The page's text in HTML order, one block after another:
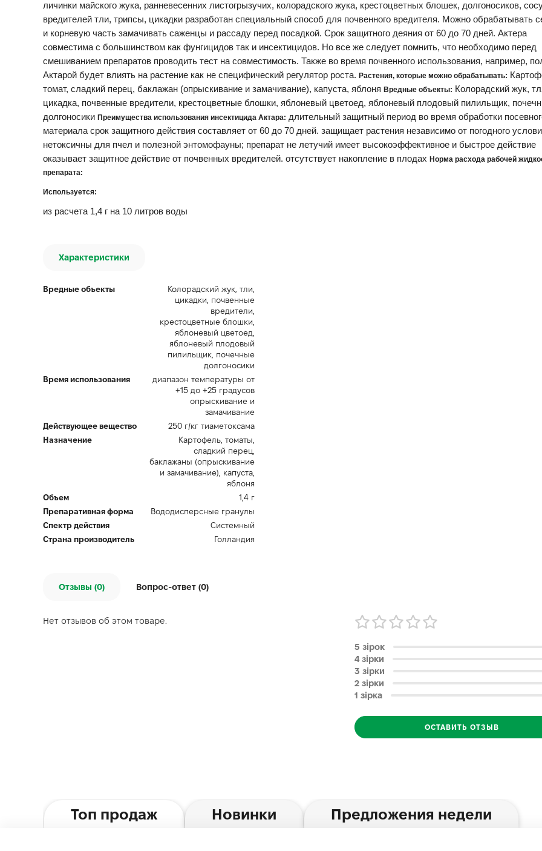
личинки майского жука, ранневесенних листогрызучих, колорадского жука, крестоцветных блошек, долгоносиков,
вредителей тли, трипсы, цикадки разработан специальный способ для почвенного вредителя. Можно обрабатывать
и корневую часть замачивать саженцы и рассаду перед посадкой. Срок защитного деяния от 60 до 70 дней. Актера
совместима с большинством как фунгицидов так и инсектицидов. Но все же следует помнить, что необходимо перед
смешиванием препаратов проводить тест на совместимость. Также во время почвенного использования, например,
Актарой будет влиять на растение как не специфический регулятор роста. Растения, которые можно обрабатывать:
томат, сладкий перец, баклажан (опрыскивание и замачивание), капуста, яблоня Вредные объекты: Колорадский жук,
цикадка, почвенные вредители, крестоцветные блошки, яблоневый цветоед, яблоневый плодовый пилильщик,
долгоносики Преимущества использования инсектицида Актара: длительный защитный период во время обработки
материала срок защитного действия составляет от 60 до 70 дней. защищает растения независимо от погодного
нетоксичны для пчел и полезной энтомофауны; препарат не летучий имеет высокоэффективное и быстрое действие
оказывает защитное действие от почвенных вредителей. отсутствует накопление в плодах Норма расхода рабочей
препарата:
Используется:
из расчета 1,4 г на 10 литров воды
Характеристики
Вредные объекты
Колорадский жук, тли,
цикадки, почвенные
вредители,
крестоцветные блошки,
яблоневый цветоед,
яблоневый плодовый
пилильщик, почечные
долгоносики
Время использования
диапазон температуры от
+15 до +25 градусов
опрыскивание и
замачивание
Действующее вещество
250 г/кг тиаметоксама
Назначение
Картофель, томаты,
сладкий перец,
баклажаны (опрыскивание
и замачивание), капуста,
яблоня
Объем
1,4 г
Препаративная форма
Вододисперсные гранулы
Спектр действия
Системный
Страна производитель
Голландия
Отзывы (0) Вопрос-ответ (0)
Нет отзывов об этом товаре.
5 зірок
4 зірки
3 зірки
2 зірки
1 зірка
ОСТАВИТЬ ОТЗЫВ
Топ продаж Новинки Предложения недели